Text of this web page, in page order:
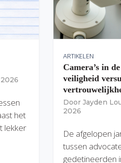
het
lekker
ARTIKELEN
Camera’s in
veiligheid
Door Jayden
2026
De afgelopen
tussen
gedetineerden